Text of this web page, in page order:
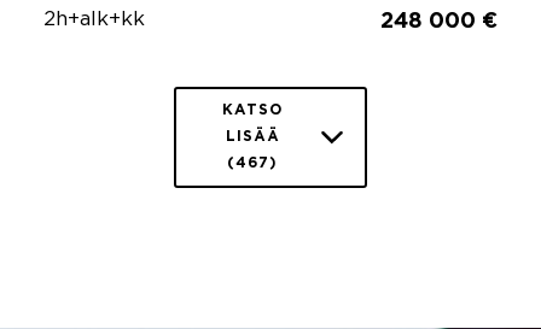
2h+alk+kk 248 000 €
KATSO
LISÄÄ
(467)